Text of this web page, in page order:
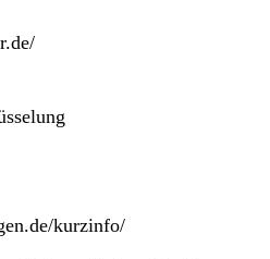
kurzinfo/